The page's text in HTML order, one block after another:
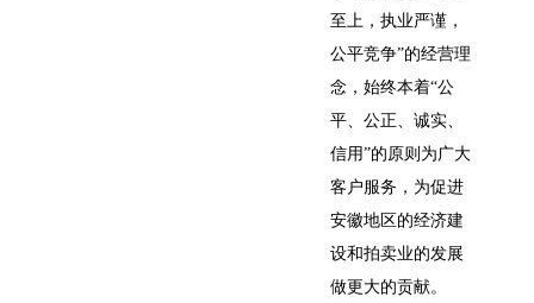
至上，执业严谨，
公平竞争”的经营理
念，始终本着“公
平、公正、诚实、
信用”的原则为广大
客户服务，为促进
安徽地区的经济建
设和拍卖业的发展
做更大的贡献。